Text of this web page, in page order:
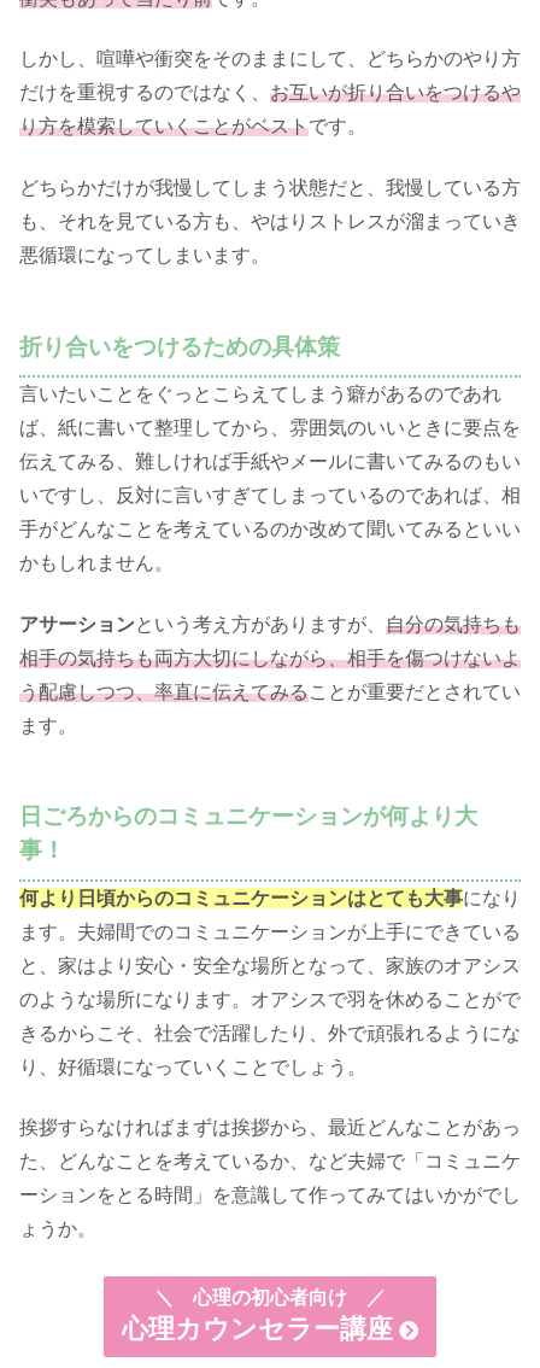
しかし、喧嘩や衝突をそのままにして、どちらかのやり方
だけを重視するのではなく、 お互いが折り合いをつけるや
り方を模索していくことがベストです。
どちらかだけが我慢してしまう状態だと、我慢している方
も、それを見ている方も、やはりストレスが溜まっていき
悪循環になってしまいます。
折り合いをつけるための具体策
言いたいことをぐっとこらえてしまう癖があるのであれ
ば、紙に書いて整理してから、雰囲気のいいときに要点を
伝えてみる、難しければ手紙やメールに書いてみるのもい
いですし、反対に言いすぎてしまっているのであれば、相
手がどんなことを考えているのか改めて聞いてみるといい
かもしれません。
アサーションという考え方がありますが、 自分の気持ちも
相手の気持ちも両方大切にしながら、相手を傷つけないよ
う配慮しつつ、率直に伝えてみることが重要だとされてい
ます。
日ごろからのコミュニケーションが何より大
事！
何より日頃からのコミュニケーションはとても大事になり
ます。夫婦間でのコミュニケーションが上手にできている
と、家はより安心・安全な場所となって、家族のオアシス
のような場所になります。オアシスで羽を休めることがで
きるからこそ、社会で活躍したり、外で頑張れるようにな
り、好循環になっていくことでしょう。
挨拶すらなければまずは挨拶から、最近どんなことがあっ
た、どんなことを考えているか、など夫婦で「コミュニケ
ーションをとる時間」を意識して作ってみてはいかがでし
ょうか。
＼ 心理の初心者向け ／
心理カウンセラー講座